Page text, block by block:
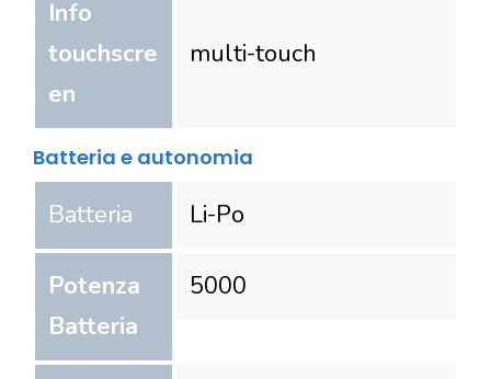
Info
touchscre
en
multi-touch
Batteria e autonomia
Batteria Li-Po
Potenza
Batteria
5000